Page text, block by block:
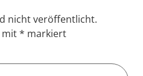
nicht veröffentlicht.
mit* markiert